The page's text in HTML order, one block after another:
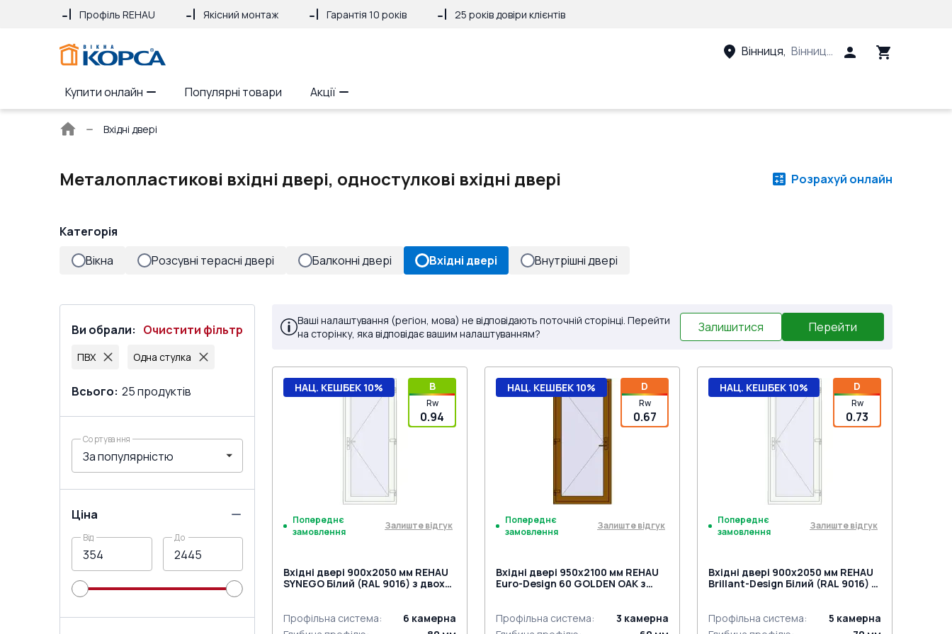
Профіль REHAU Якісний монтаж Гарантія 10 років 25 років довіри клієнтів
Вінниця, Вінницький район, Вінницька
Купити онлайн Популярні товари Акції
Головна
Вхідні двері
Металопластикові вхідні двері, одностулкові вхідні двері Розрахуй онлайн
Категорія
Вікна
Розсувні терасні двері Балконні двері Вхідні двері Внутрішні двері
Ви обрали: Очистити фільтр
ПВХ Одна стулка
Всього: 25продуктів
Сортування
Ціна
Від До
Ваші налаштування (регіон, мова) не відповідають поточній сторінці. Перейти
на сторінку, яка відповідає вашим налаштуванням?
Залишитися Перейти
B
Rw
0.94
НАЦ. КЕШБЕК 10%
Попереднє
замовлення
Залиште відгук
Вхідні двері 900x2050 мм REHAU
SYNEGO Білий (RAL 9016) з двох
Профільна система: 6 камерна
D
Rw
0.67
НАЦ. КЕШБЕК 10%
Попереднє
замовлення
Залиште відгук
Вхідні двері 950x2100 мм REHAU
Euro-Design 60 GOLDEN OAK з
Профільна система: 3 камерна
D
Rw
0.73
НАЦ. КЕШБЕК 10%
Попереднє
замовлення
Залиште відгук
Вхідні двері 900x2050 мм REHAU
Brillant-Design Білий (RAL 9016) з
Профільна система: 5 камерна